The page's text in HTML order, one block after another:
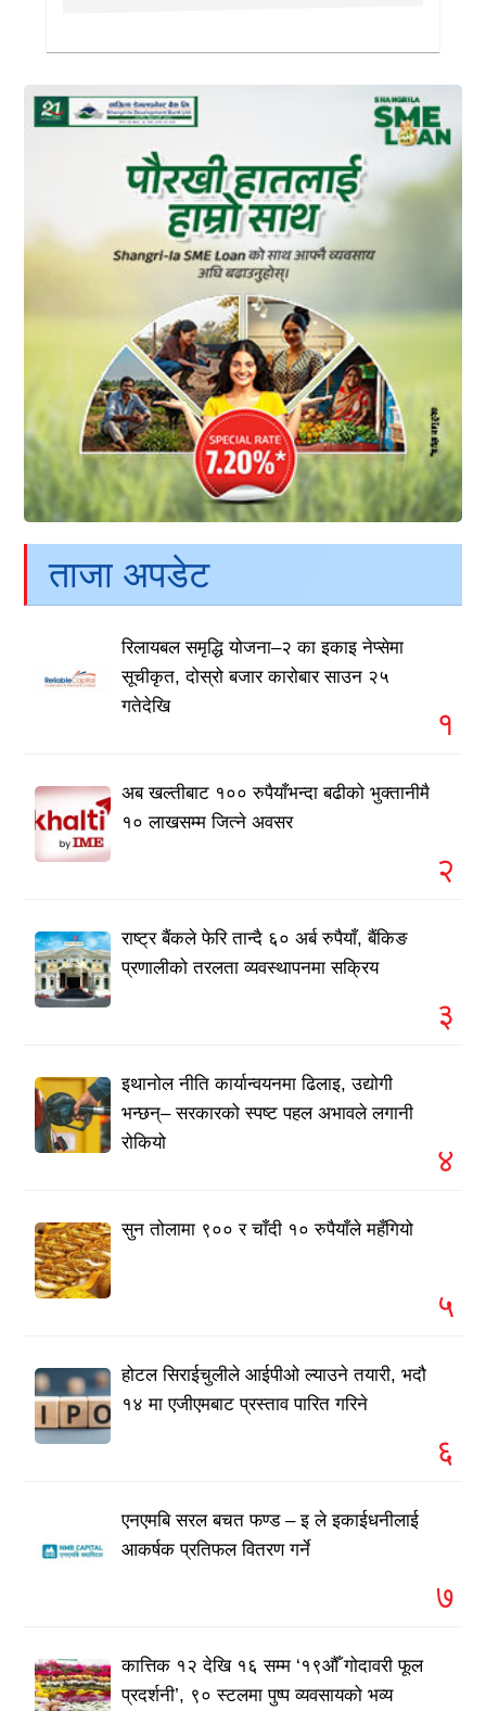
ताजा अपडेट
रिलायबल समृद्धि योजना–२ का इकाइ नेप्सेमा
सूचीकृत, दोस्रो बजार कारोबार साउन २५
गतेदेखि
१
अब खल्तीबाट १०० रुपैयाँभन्दा बढीको भुक्तानीमै
१० लाखसम्म जित्ने अवसर
२
राष्ट्र बैंकले फेरि तान्दै ६० अर्ब रुपैयाँ, बैंकिङ
प्रणालीको तरलता व्यवस्थापनमा सक्रिय
३
इथानोल नीति कार्यान्वयनमा ढिलाइ, उद्योगी
भन्छन्– सरकारको स्पष्ट पहल अभावले लगानी
रोकियो
४
सुन तोलामा ९०० र चाँदी १० रुपैयाँले महँगियो
५
होटल सिराईचुलीले आईपीओ ल्याउने तयारी, भदौ
१४ मा एजीएमबाट प्रस्ताव पारित गरिने
६
एनएमबि सरल बचत फण्ड – इ ले इकाईधनीलाई
आकर्षक प्रतिफल वितरण गर्ने
७
कात्तिक १२ देखि १६ सम्म ‘१९औँ गोदावरी फूल
प्रदर्शनी’, ९० स्टलमा पुष्प व्यवसायको भव्य